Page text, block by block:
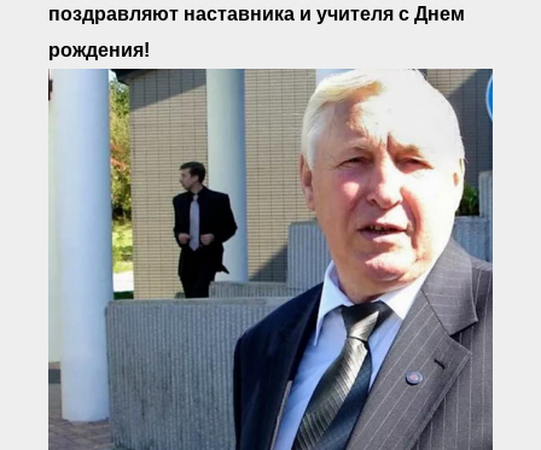
объединения
Ассоциации —
Застройщиков
● Реестр членов
Ассоциации — технических
заказчиков
● Реестр членов
Ассоциации с правом
ООТСУО
● Реестр членов СРО
имеющих строительные
лаборатории
Архив реестров
Общественный контроль
Политика информационной
открытости
Антикоррупционная политика
Орган надзора
поздравляют наставника и учителя с Днем
рождения!